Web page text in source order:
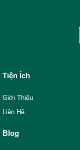
Tiện Ích
Giới Thiệu
Liên Hệ
Blog